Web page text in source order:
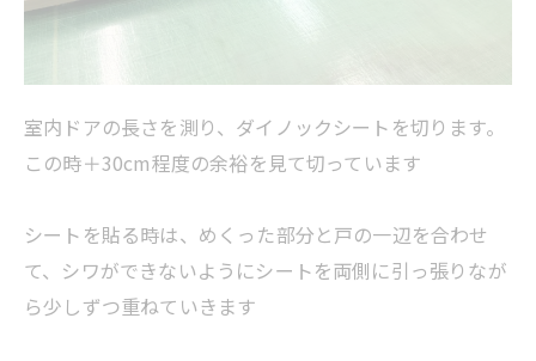
室内ドアの長さを測り、ダイノックシートを切ります。
この時＋30cm程度の余裕を見て切っています
シートを貼る時は、めくった部分と戸の一辺を合わせ
て、シワができないようにシートを両側に引っ張りなが
ら少しずつ重ねていきます